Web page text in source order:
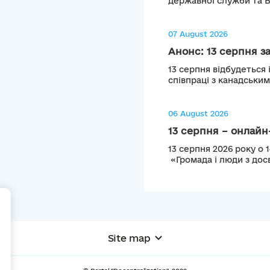
07 August 2026
Анонс: 13 серпня
13 серпня
співпраці з
06 August 2026
13 серпня –
13 серпня 2026 року о
«Громада і люди з
Site map